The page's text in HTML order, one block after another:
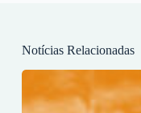
Notícias Relacionadas